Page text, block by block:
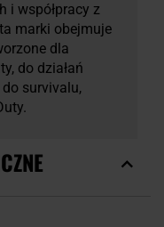
i współpracy z
marki obejmuje
dla
do działań
survivalu,